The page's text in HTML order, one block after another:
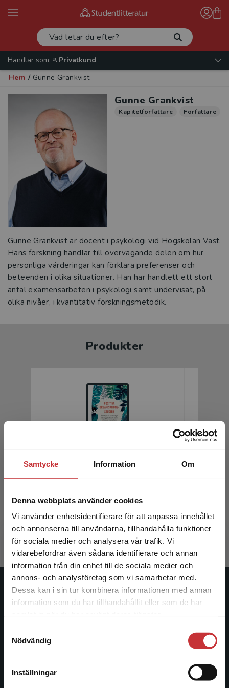
Samtycke Information Om
Denna webbplats använder cookies
Vi använder enhetsidentifierare för att anpassa innehållet
och annonserna till användarna, tillhandahålla funktioner
för sociala medier och analysera vår trafik. Vi
vidarebefordrar även sådana identifierare och annan
information från din enhet till de sociala medier och
annons- och analysföretag som vi samarbetar med.
Dessa kan i sin tur kombinera informationen med annan
information som du har tillhandahållit eller som de har
Nödvändig
Inställningar
Begränsad fraktregion
Det verkar som att du besöker
studentlitteratur.se via en enhet utanför Sverige.
Vi erbjuder inte leveranser utanför Sverige. För
att kunna slutföra ett köp måste
Handlar som:
Privatkund
Hem / Gunne Grankvist
Gunne Grankvist
Kapitelförfattare Författare
Gunne Grankvist är docent i psykologi vid Högskolan Väst.
Hans forskning handlar till övervägande delen om hur
personliga värderingar kan förklara preferenser och
beteenden i olika situationer. Han har handlett ett stort
antal examensarbeten i psykologi samt undervisat, på
olika nivåer, i kvantitativ forskningsmetodik.
Produkter
Positiva organisationsstudier
230 krinkl. moms
Exkl. moms: 217 kr
371 kr
Exkl.
Studentlitteratur
Studentlitteratur grundades 1963 och är idag Sveriges
facklitteratur, utbildningar och digitala